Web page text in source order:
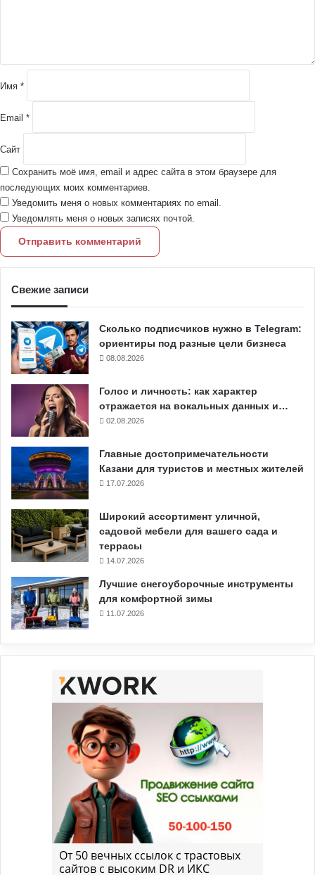
и
йИмя *
Email *
Сайт
Сохранить моё имя, email и адрес сайта в этом браузере для
последующих моих комментариев.
Уведомить меня о новых комментариях по email.
Уведомлять меня о новых записях почтой.
Свежие записи
Сколько подписчиков нужно в Telegram:
ориентиры под разные цели бизнеса
08.08.2026
Голос и личность: как характер
отражается на вокальных данных и…
02.08.2026
Главные достопримечательности
Казани для туристов и местных жителей
17.07.2026
Широкий ассортимент уличной,
садовой мебели для вашего сада и
террасы
14.07.2026
Лучшие снегоуборочные инструменты
для комфортной зимы
11.07.2026